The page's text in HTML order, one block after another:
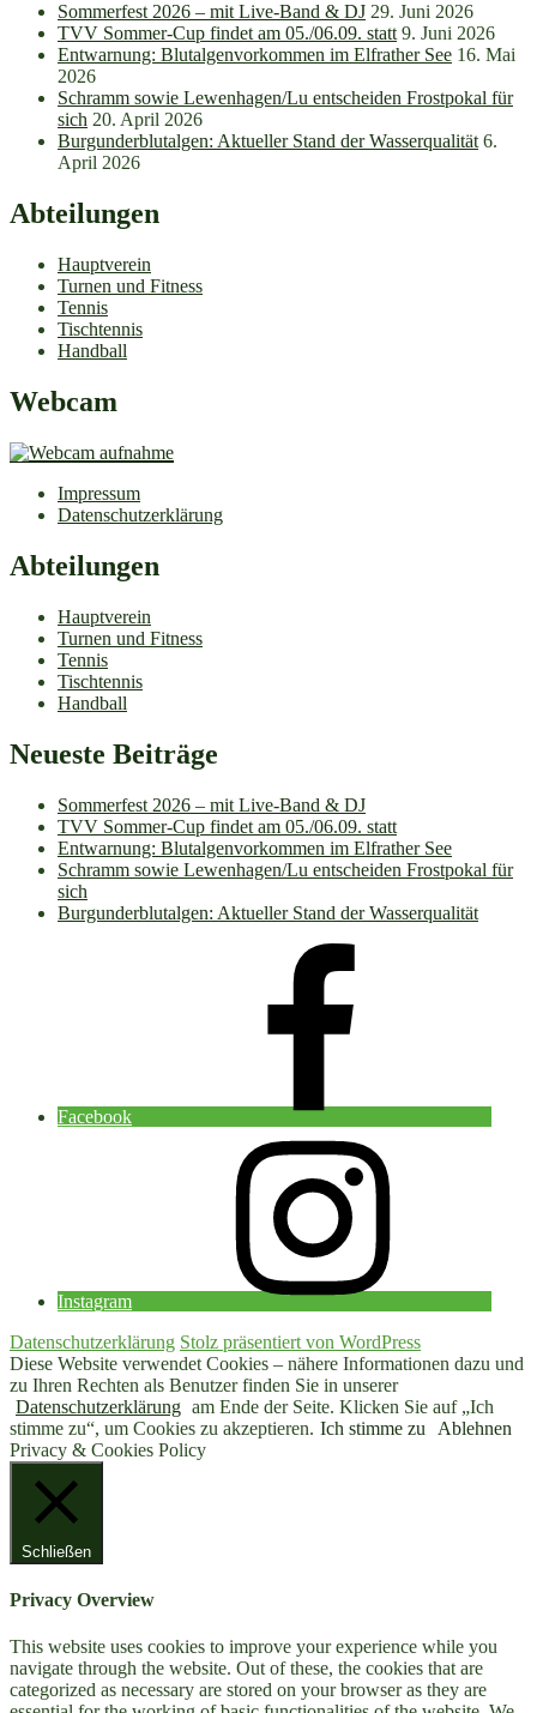
Sommerfest 2026 – mit Live-Band & DJ 29. Juni 2026
TVV Sommer-Cup findet am 05./06.09. statt 9. Juni 2026
Entwarnung: Blutalgenvorkommen im Elfrather See 16. Mai
2026
Schramm sowie Lewenhagen/Lu entscheiden Frostpokal für
sich 20. April 2026
Burgunderblutalgen: Aktueller Stand der Wasserqualität 6.
April 2026
Abteilungen
Hauptverein
Turnen und Fitness
Tennis
Tischtennis
Handball
Webcam
Impressum
Datenschutzerklärung
Abteilungen
Hauptverein
Turnen und Fitness
Tennis
Tischtennis
Handball
Neueste Beiträge
Sommerfest 2026 – mit Live-Band & DJ
TVV Sommer-Cup findet am 05./06.09. statt
Entwarnung: Blutalgenvorkommen im Elfrather See
Schramm sowie Lewenhagen/Lu entscheiden Frostpokal für
sich
Burgunderblutalgen: Aktueller Stand der Wasserqualität
Facebook
Instagram
Datenschutzerklärung Stolz präsentiert von WordPress
Diese Website verwendet Cookies – nähere Informationen dazu und
zu Ihren Rechten als Benutzer finden Sie in unserer
Datenschutzerklärung am Ende der Seite. Klicken Sie auf „Ich
stimme zu“, um Cookies zu akzeptieren. Ich stimme zu
Ablehnen
Privacy & Cookies Policy
Schließen
Privacy Overview
This website uses cookies to improve your experience while you
navigate through the website. Out of these, the cookies that are
categorized as necessary are stored on your browser as they are